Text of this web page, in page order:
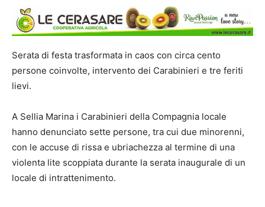
Serata di festa trasformata in caos con circa cento
persone coinvolte, intervento dei Carabinieri e tre feriti
lievi.
A Sellia Marina i Carabinieri della Compagnia locale
hanno denunciato sette persone, tra cui due minorenni,
con le accuse di rissa e ubriachezza al termine di una
violenta lite scoppiata durante la serata inaugurale di un
locale di intrattenimento.